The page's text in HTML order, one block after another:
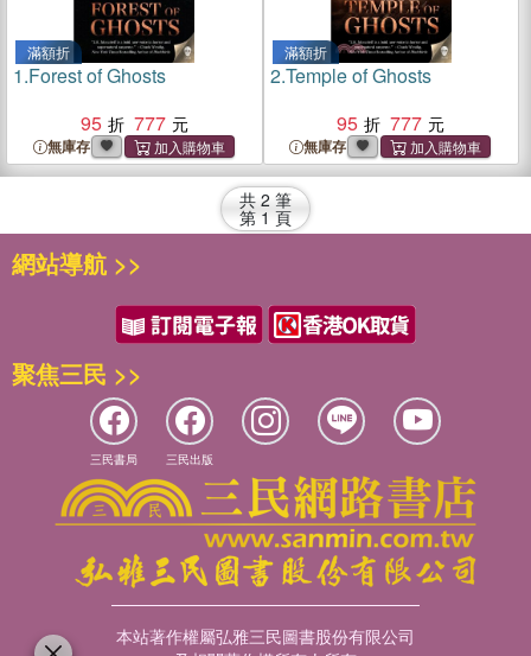
滿額折
1.Forest of Ghosts
95
777
無庫存
滿額折
2.Temple of Ghosts
95
777
無庫存
共 2 筆
第 1 頁
網站導航 >>
聚焦三民 >>
三民書局 三民出版
本站著作權屬弘雅三民圖書股份有限公司